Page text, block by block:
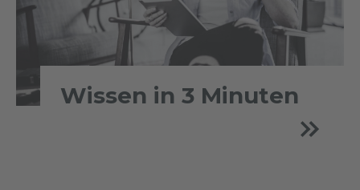
Wissen in 3 Minuten